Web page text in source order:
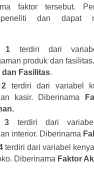
faktor tersebut.
peneliti dan dapat
1 terdiri dari
produk dan
dan Fasilitas.
terdiri dari variabel
kasir. Diberinama
3 terdiri dari
interior. Diberinama
terdiri dari variabel
Diberinama Faktor